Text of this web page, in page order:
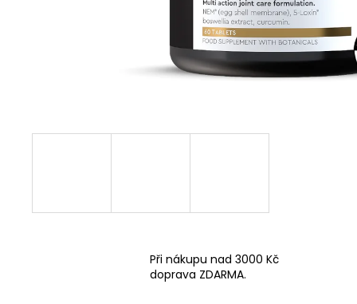
Při nákupu nad 3000 Kč
doprava ZDARMA.
BOTY CRAFT ENDURANCE 3 - BÍLÁ